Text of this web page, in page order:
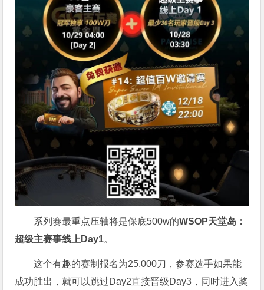
系列赛最重点压轴将是保底500w的WSOP天堂岛：
超级主赛事线上Day1。
这个有趣的赛制报名为25,000刀，参赛选手如果能
成功胜出，就可以跳过Day2直接晋级Day3，同时进入奖